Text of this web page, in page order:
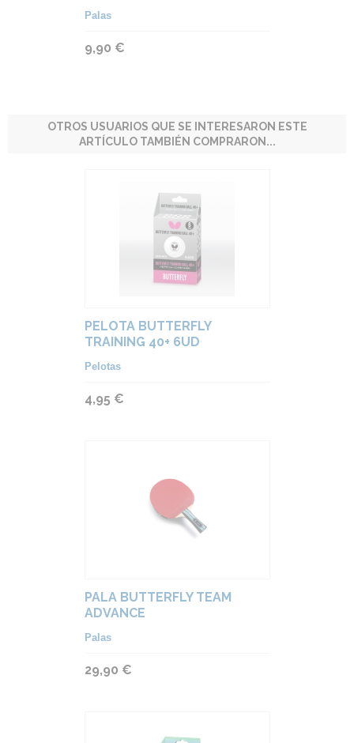
Palas
9,90 €
OTROS USUARIOS QUE SE INTERESARON ESTE
ARTÍCULO TAMBIÉN COMPRARON...
PELOTA BUTTERFLY
TRAINING 40+ 6UD
Pelotas
4,95 €
PALA BUTTERFLY TEAM
ADVANCE
Palas
29,90 €